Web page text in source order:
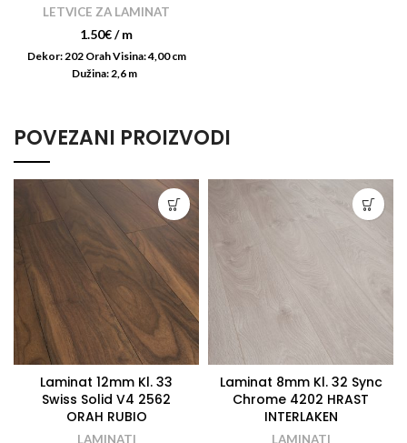
LETVICE ZA LAMINAT
1.50€/ m
Dekor: 202 Orah Visina: 4,00 cm
Dužina: 2,6 m
POVEZANI PROIZVODI
Laminat 12mm Kl. 33
Swiss Solid V4 2562
ORAH RUBIO
LAMINATI
Laminat 8mm Kl. 32 Sync
Chrome 4202 HRAST
INTERLAKEN
LAMINATI